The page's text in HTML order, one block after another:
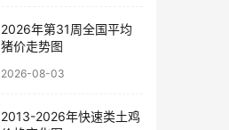
2026年第31周全国平均
猪价走势图
2026-08-03
2013-2026年快速类土鸡